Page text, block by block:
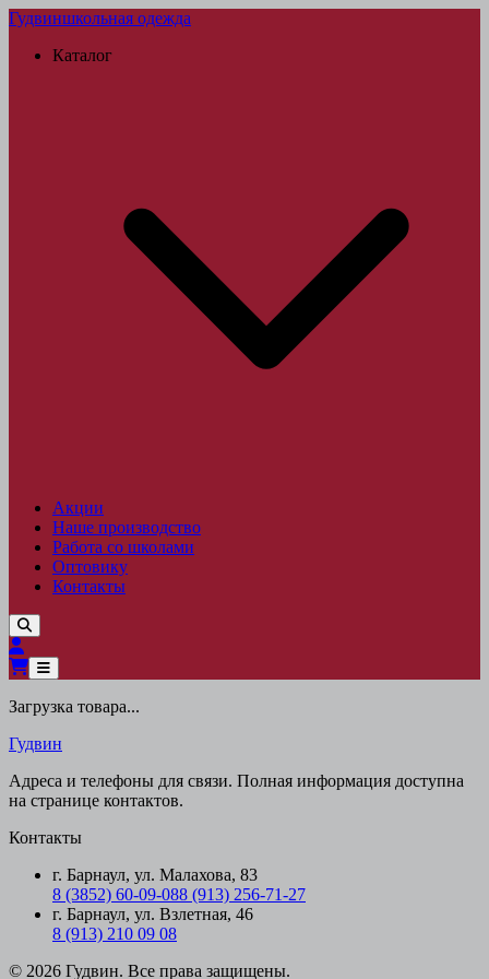
Гудвиншкольная одежда
Каталог
Акции
Наше производство
Работа со школами
Оптовику
Контакты
Загрузка товара...
Гудвин
Адреса и телефоны для связи. Полная информация доступна
на странице контактов.
Контакты
г. Барнаул, ул. Малахова, 83
8 (3852) 60-09-088 (913) 256-71-27
г. Барнаул, ул. Взлетная, 46
8 (913) 210 09 08
© 2026 Гудвин. Все права защищены.